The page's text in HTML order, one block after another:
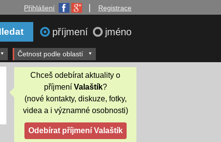
Přihlášení Registrace
příjmení jméno
Četnost podle oblastí
Chceš odebírat aktuality o
příjmení Valaštík?
(nové kontakty, diskuze, fotky,
videa a i významné osobnosti)